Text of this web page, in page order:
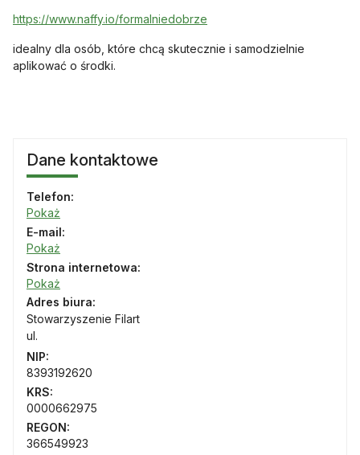
https://www.naffy.io/formalniedobrze
idealny dla osób, które chcą skutecznie i samodzielnie
aplikować o środki.
Dane kontaktowe
Telefon:
Pokaż
E-mail:
Pokaż
Strona internetowa:
Pokaż
Adres biura:
Stowarzyszenie Filart
ul.
NIP:
8393192620
KRS:
0000662975
REGON:
366549923